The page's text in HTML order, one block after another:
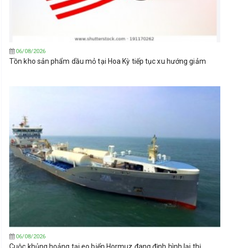
06/08/2026
Tồn kho sản phẩm dầu mỏ tại Hoa Kỳ tiếp tục xu hướng giảm
06/08/2026